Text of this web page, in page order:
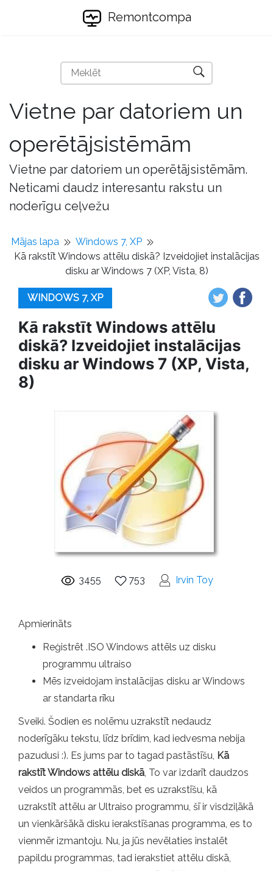
Remontcompa
Vietne par datoriem un
operētājsistēmām
Vietne par datoriem un operētājsistēmām.
Neticami daudz interesantu rakstu un
noderīgu ceļvežu
Mājas lapa
Windows 7, XP
Kā rakstīt Windows attēlu diskā? Izveidojiet instalācijas
disku ar Windows 7 (XP, Vista, 8)
WINDOWS 7, XP
Kā rakstīt Windows attēlu
diskā? Izveidojiet instalācijas
disku ar Windows 7 (XP, Vista,
8)
3455 753 Irvin Toy
Apmierināts
Reģistrēt .ISO Windows attēls uz disku
programmu ultraiso
Mēs izveidojam instalācijas disku ar Windows
ar standarta rīku
Sveiki. Šodien es nolēmu uzrakstīt nedaudz
noderīgāku tekstu, līdz brīdim, kad iedvesma nebija
pazudusi :). Es jums par to tagad pastāstīšu, Kā
rakstīt Windows attēlu diskā, To var izdarīt daudzos
veidos un programmās, bet es uzrakstīšu, kā
uzrakstīt attēlu ar Ultraiso programmu, šī ir visdziļākā
un vienkāršākā disku ierakstīšanas programma, es to
vienmēr izmantoju. Nu, ja jūs nevēlaties instalēt
papildu programmas, tad ierakstiet attēlu diskā,